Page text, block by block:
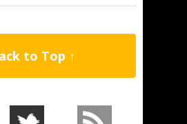
to Top ↑